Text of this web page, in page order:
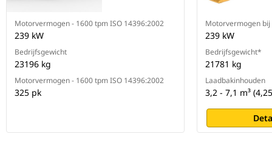
Motorvermogen - 1600 tpm ISO 14396:2002
239 kW
Bedrijfsgewicht
23196 kg
Motorvermogen - 1600 tpm ISO 14396:2002
325 pk
Motorvermogen bij
239 kW
Bedrijfsgewicht*
21781 kg
Laadbakinhouden
3,2 - 7,1 m³